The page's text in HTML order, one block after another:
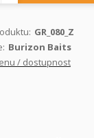
GR_080_Z
Burizon Baits
/ dostupnost